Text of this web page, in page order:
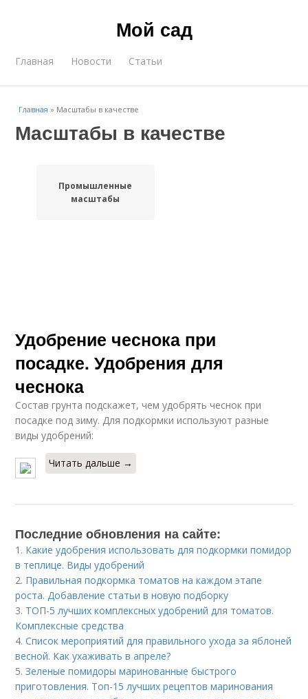
Мой сад
Главная Новости Статьи
Главная » Масштабы в качестве
Масштабы в качестве
Промышленные
масштабы
Удобрение чеснока при
посадке. Удобрения для
чеснока
Состав грунта подскажет, чем удобрять чеснок при
посадке под зиму. Для подкормки используют разные
виды удобрений:
Читать дальше →
Последние обновления на сайте:
1. Какие удобрения использовать для подкормки помидор
в теплице. Виды удобрений
2. Правильная подкормка томатов на каждом этапе
роста. Добавление статьи в новую подборку
3. ТОП-5 лучших комплексных удобрений для томатов.
Комплексные средства
4.Список мероприятий для правильного ухода за яблоней
весной. Как ухаживать в апреле?
5.Зеленые помидоры маринованные быстрого
приготовления. Топ-15 лучших рецептов маринования